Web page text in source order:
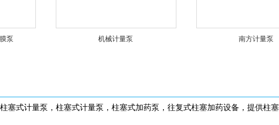
泵
<查看详情>
机械计量泵
<查看详情>
南方计量泵
塞式计量泵，柱塞式计量泵，柱塞式加药泵，往复式柱塞加药设备，提供柱